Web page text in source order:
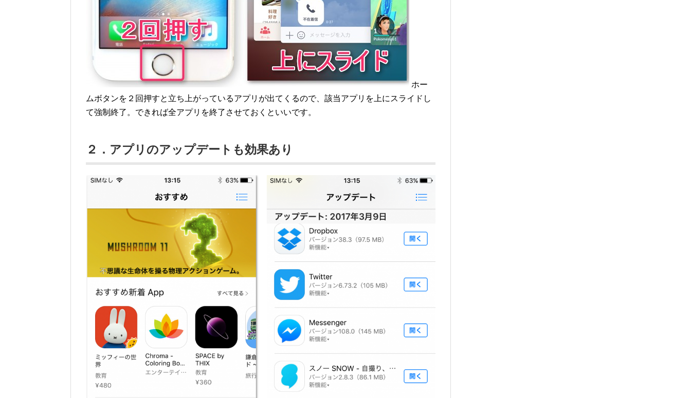
ホー
ムボタンを２回押すと立ち上がっているアプリが出てくるので、該当アプリを上にスライドし
て強制終了。できれば全アプリを終了させておくといいです。
２．アプリのアップデートも効果あり